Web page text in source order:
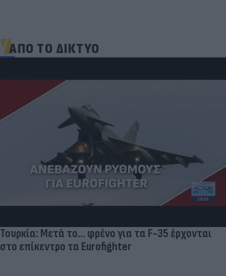
ΑΠΟ ΤΟ ΔΙΚΤΥΟ
Τουρκία: Μετά το... φρένο για τα F-35 έρχονται
στο επίκεντρο τα Eurofighter